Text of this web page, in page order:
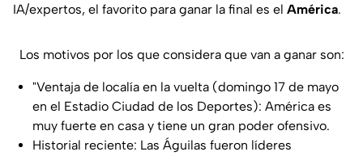
IA/expertos, el favorito para ganar la final es el América.
Los motivos por los que considera que van a ganar son:
"Ventaja de localía en la vuelta (domingo 17 de mayo
en el Estadio Ciudad de los Deportes): América es
muy fuerte en casa y tiene un gran poder ofensivo.
Historial reciente: Las Águilas fueron líderes